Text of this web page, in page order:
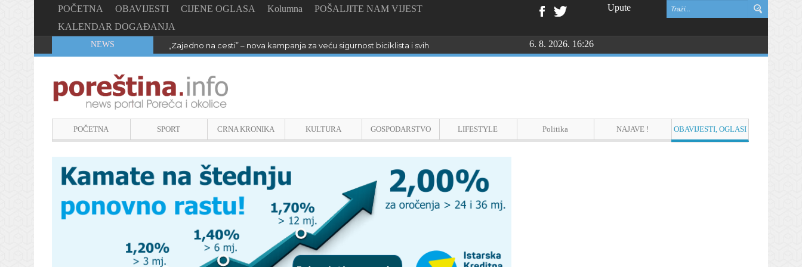
POČETNA OBAVIJESTI CIJENE OGLASA Kolumna
POŠALJITE NAM VIJEST
KALENDAR DOGAĐANJA
Upute
NEWS „Zajedno na cesti” – nova kampanja za veću sigurnost biciklista i svih sudionika u prometu u Istri6. 8. 2026. 16:26
POČETNA SPORT CRNA KRONIKA KULTURA GOSPODARSTVO LIFESTYLE Politika NAJAVE ! OBAVIJESTI, OGLASI